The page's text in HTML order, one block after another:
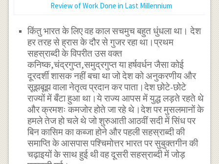
Review of Work Done in Last Millennium
किंतु भारत के लिए वह काल सचमुच बहुत धुंधला था। देश
हर तरह से ह्रास के दौर से गुजर रहा था।प्रथम
सहस्राब्दी के विपरीत उस वक्त
कनिष्क,चंद्रगुप्त,समुद्रगुप्त या हर्षवर्धन जैसा कोई
दूरदर्शी शासक नहीं बचा था जो देश को अनुकरणीय और
सूझबूझ वाला नेतृत्व प्रदान कर पाता।देश छोटे-छोटे
राज्यों में बँटा हुआ था।ये राज्य आपस में युद्ध लड़ते रहते थे
और क्रमशः कमजोर होते जा रहे थे।देश पर मुसलमानों के
हमले तेज हो चले थे जो शुरुआती आठवीं सदी में सिंध पर
बिन कासिम का कब्जा होने और पहली सहस्राब्दी की
समाप्ति के आसपास पश्चिमोत्तर भारत पर सुबुक्तगीन की
चढ़ाइयों के साथ हुई थी वह दूसरी सहस्राब्दी में जोड़